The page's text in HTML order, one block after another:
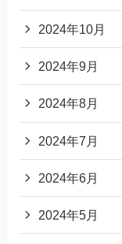
2024年10月
2024年9月
2024年8月
2024年7月
2024年6月
2024年5月